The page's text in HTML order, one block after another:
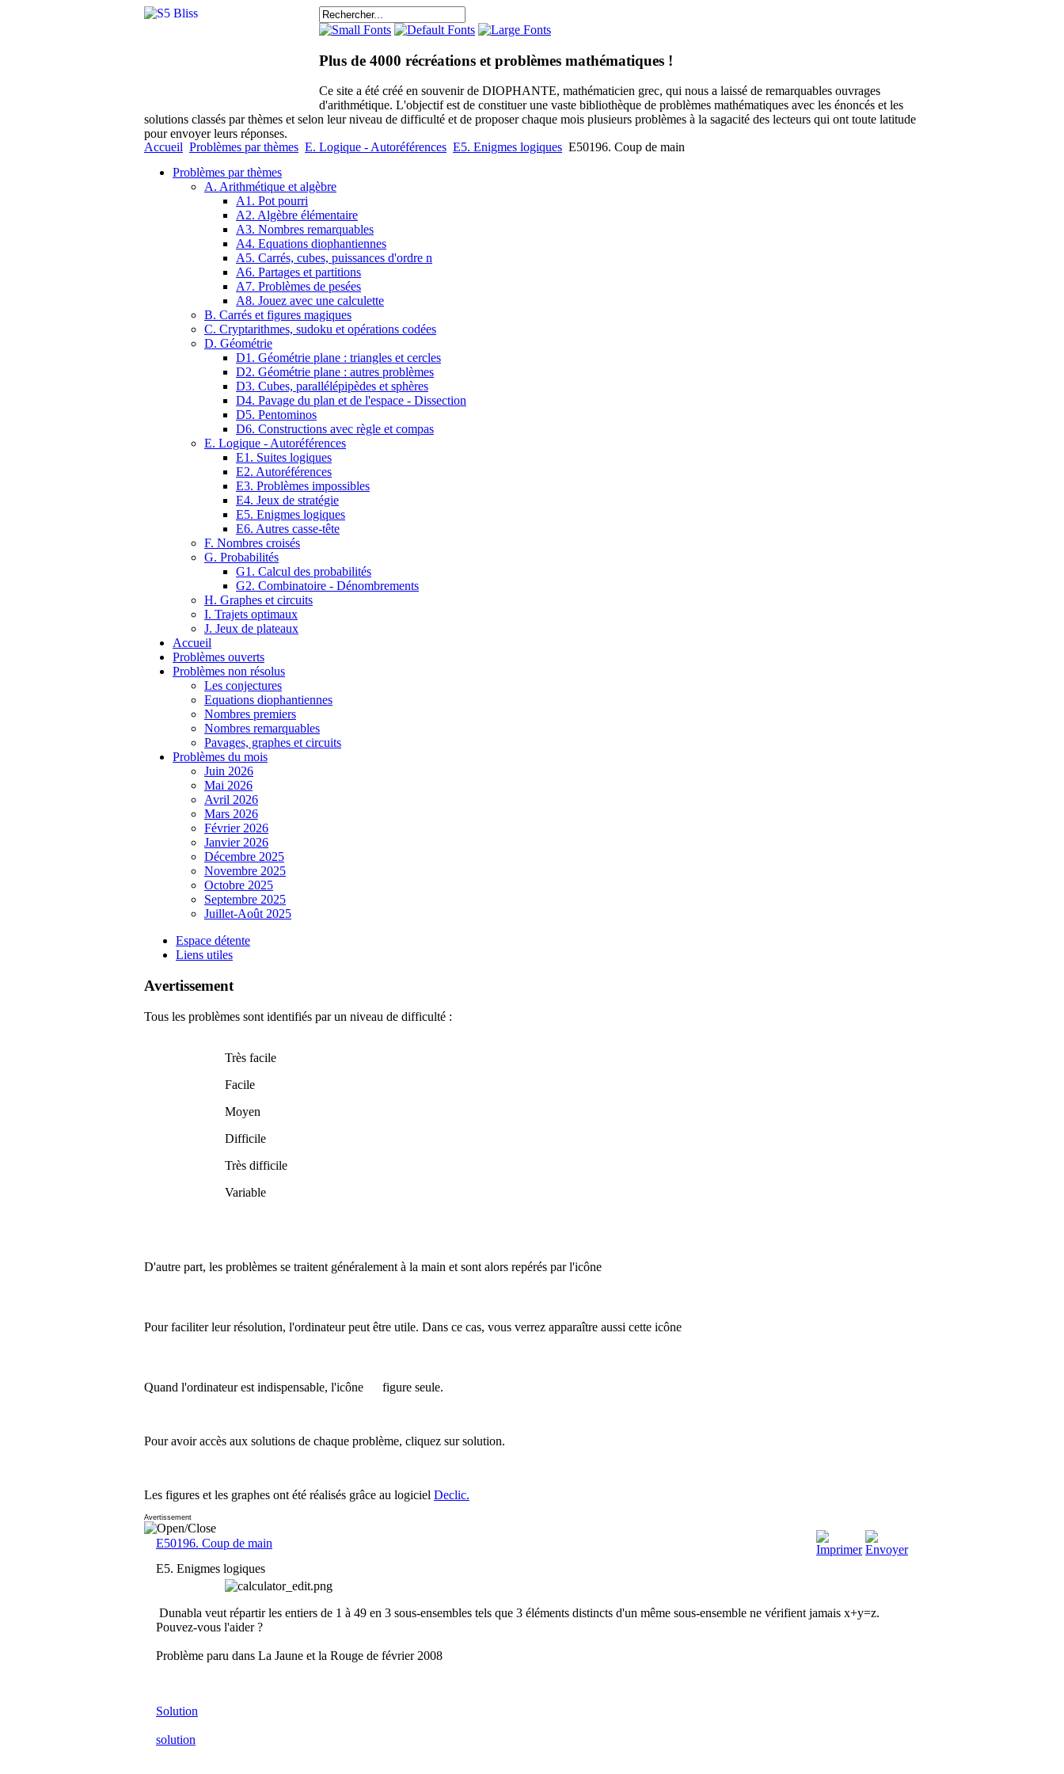
Plus de 4000 récréations et problèmes mathématiques !
Ce site a été créé en souvenir de DIOPHANTE, mathématicien grec, qui nous a laissé de remarquables ouvrages
d'arithmétique. L'objectif est de constituer une vaste bibliothèque de problèmes mathématiques avec les énoncés et les
solutions classés par thèmes et selon leur niveau de difficulté et de proposer chaque mois plusieurs problèmes à la sagacité des lecteurs qui ont toute latitude
pour envoyer leurs réponses.
Accueil Problèmes par thèmes E. Logique - Autoréférences E5. Enigmes logiques E50196. Coup de main
Problèmes par thèmes
A. Arithmétique et algèbre
A1. Pot pourri
A2. Algèbre élémentaire
A3. Nombres remarquables
A4. Equations diophantiennes
A5. Carrés, cubes, puissances d'ordre n
A6. Partages et partitions
A7. Problèmes de pesées
A8. Jouez avec une calculette
B. Carrés et figures magiques
C. Cryptarithmes, sudoku et opérations codées
D. Géométrie
D1. Géométrie plane : triangles et cercles
D2. Géométrie plane : autres problèmes
D3. Cubes, parallélépipèdes et sphères
D4. Pavage du plan et de l'espace - Dissection
D5. Pentominos
D6. Constructions avec règle et compas
E. Logique - Autoréférences
E1. Suites logiques
E2. Autoréférences
E3. Problèmes impossibles
E4. Jeux de stratégie
E5. Enigmes logiques
E6. Autres casse-tête
F. Nombres croisés
G. Probabilités
G1. Calcul des probabilités
G2. Combinatoire - Dénombrements
H. Graphes et circuits
I. Trajets optimaux
J. Jeux de plateaux
Accueil
Problèmes ouverts
Problèmes non résolus
Les conjectures
Equations diophantiennes
Nombres premiers
Nombres remarquables
Pavages, graphes et circuits
Problèmes du mois
Juin 2026
Mai 2026
Avril 2026
Mars 2026
Février 2026
Janvier 2026
Décembre 2025
Novembre 2025
Octobre 2025
Septembre 2025
Juillet-Août 2025
Espace détente
Liens utiles
Avertissement
Tous les problèmes sont identifiés par un niveau de difficulté :
Très facile
Facile
Moyen
Difficile
Très difficile
Variable
D'autre part, les problèmes se traitent généralement à la main et sont alors repérés par l'icône
Pour faciliter leur résolution, l'ordinateur peut être utile. Dans ce cas, vous verrez apparaître aussi cette icône
Quand l'ordinateur est indispensable, l'icône figure seule.
Pour avoir accès aux solutions de chaque problème, cliquez sur solution.
Les figures et les graphes ont été réalisés grâce au logiciel Declic.
Avertissement
E50196. Coup de main
E5. Enigmes logiques
Dunabla veut répartir les entiers de 1 à 49 en 3 sous-ensembles tels que 3 éléments distincts d'un même sous-ensemble ne vérifient jamais x+y=z.
Pouvez-vous l'aider ?
Problème paru dans La Jaune et la Rouge de février 2008
Solution
solution